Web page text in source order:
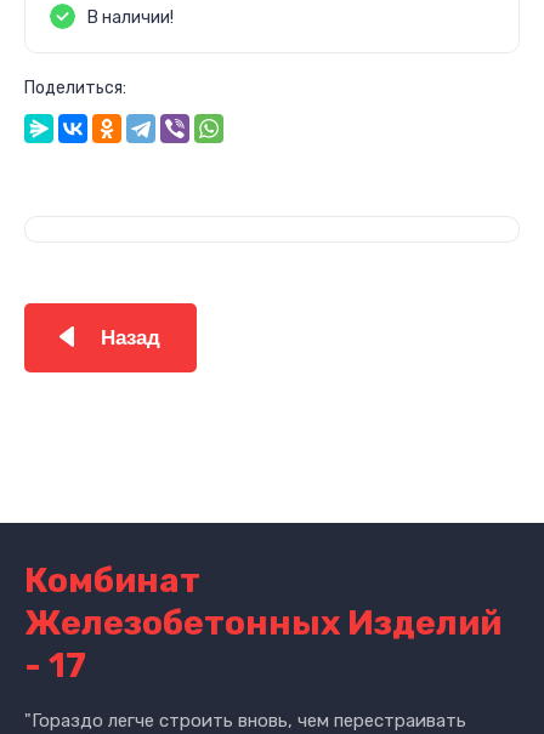
В наличии!
Поделиться:
Назад
Комбинат
Железобетонных Изделий
- 17
"Гораздо легче строить вновь, чем перестраивать